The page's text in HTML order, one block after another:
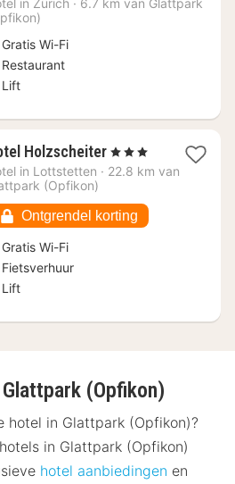
418,88
in Zürich · 6.7 km van Glattpark
Gratis Wi-Fi
Restaurant
Lift
Holzscheiter1
nacht
118,97
, 3 Sterren
in Lottstetten · 22.8 km van
(Opfikon)
Ontgrendel korting
Gratis Wi-Fi
Fietsverhuur
Lift
(Opfikon)
hotel in Glattpark (Opfikon)?
in Glattpark (Opfikon)
hotel aanbiedingen en